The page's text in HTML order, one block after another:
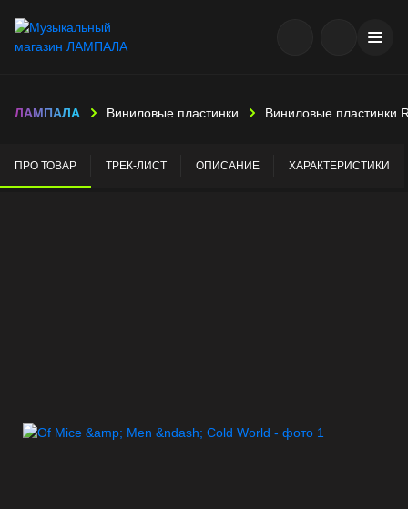
ЛАМПАЛА Виниловые пластинки Виниловые пластинки
ПРО ТОВАР ТРЕК-ЛИСТ ОПИСАНИЕ ХАРАКТЕРИСТИКИ